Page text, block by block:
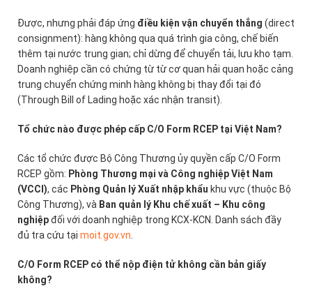
Được, nhưng phải đáp ứng điều kiện vận chuyển thẳng (direct
consignment): hàng không qua quá trình gia công, chế biến
thêm tại nước trung gian; chỉ dừng để chuyển tải, lưu kho tạm.
Doanh nghiệp cần có chứng từ từ cơ quan hải quan hoặc cảng
trung chuyển chứng minh hàng không bị thay đổi tại đó
(Through Bill of Lading hoặc xác nhận transit).
Tổ chức nào được phép cấp C/O Form RCEP tại Việt Nam?
Các tổ chức được Bộ Công Thương ủy quyền cấp C/O Form
RCEP gồm: Phòng Thương mại và Công nghiệp Việt Nam
(VCCI), các Phòng Quản lý Xuất nhập khẩu khu vực (thuộc Bộ
Công Thương), và Ban quản lý Khu chế xuất – Khu công
nghiệpđối với doanh nghiệp trong KCX-KCN. Danh sách đầy
đủ tra cứu tại moit.gov.vn
C/O Form RCEP có thể nộp điện tử không cần bản giấy
không?